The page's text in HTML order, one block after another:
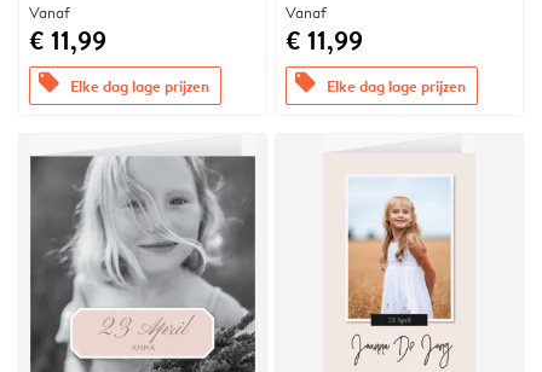
Vanaf
€ 11,99
offers Elke dag lage prijzen
Vanaf
€ 11,99
offers Elke dag lage prijzen